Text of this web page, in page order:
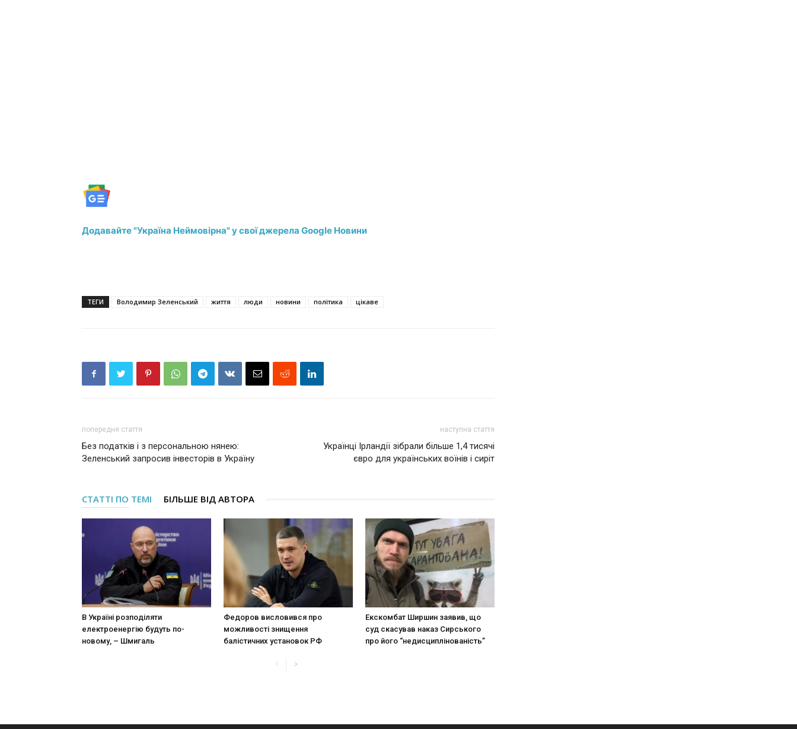
Додавайте "Україна Неймовірна" у свої джерела Google Новини
ТЕГИ Володимир Зеленський життя люди новини політика цікаве
попередня стаття
Без податків і з персональною нянею:
Зеленський запросив інвесторів в Україну
наступна стаття
Українці Ірландії зібрали більше 1,4 тисячі
євро для українських воїнів і сиріт
СТАТТІ ПО ТЕМІ БІЛЬШЕ ВІД АВТОРА
В Україні розподіляти
електроенергію будуть по-
новому, – Шмигаль
Федоров висловився про
можливості знищення
балістичних установок РФ
Екскомбат Ширшин заявив, що
суд скасував наказ Сирського
про його “недисциплінованість”